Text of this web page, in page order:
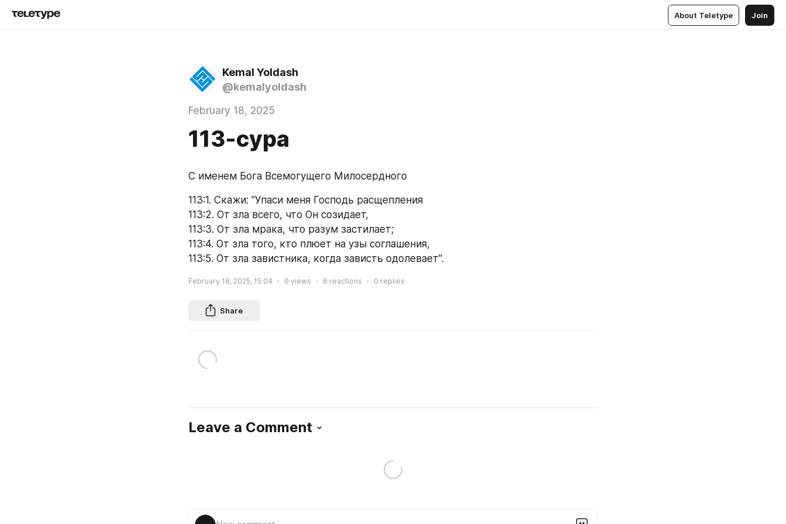
About Teletype Join
Kemal Yoldash
@kemalyoldash
February 18, 2025
113-сура
С именем Бога Всемогущего Милосердного
113:1. Скажи: "Упаси меня Господь расщепления
113:2. От зла всего, что Он созидает,
113:3. От зла мрака, что разум застилает;
113:4. От зла того, кто плюет на узы соглашения,
113:5. От зла завистника, когда зависть одолевает".
February 18, 2025, 15:04 0 views 6 reactions 0 replies
Share
Leave a Comment